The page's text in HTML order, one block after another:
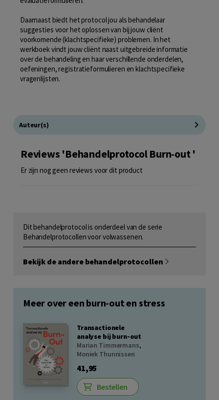
Daarnaast biedt het protocol jou als behandelaar
suggesties voor het oplossen van bij jouw cliënt
voorkomende (klachtspecifieke) problemen. In het
werkboek vindt jouw cliënt naast uitgebreide informatie
over de behandeling en haar verschillende onderdelen,
oefeningen, registratieformulieren en klachtspecifieke
vragenlijsten.
Auteur(s)
Reviews 'Behandelprotocol Burn-out '
Er zijn nog geen reviews voor dit product
Dit behandelprotocol is onderdeel van de serie
Behandelprotocollen voor volwassenen.
Bekijk de andere behandelprotocollen
Meer over een burn-out en stress
Transactionele
analyse bij burn-out
Marian Timmermans,
Moniek Thunnissen
41,95
Bestellen